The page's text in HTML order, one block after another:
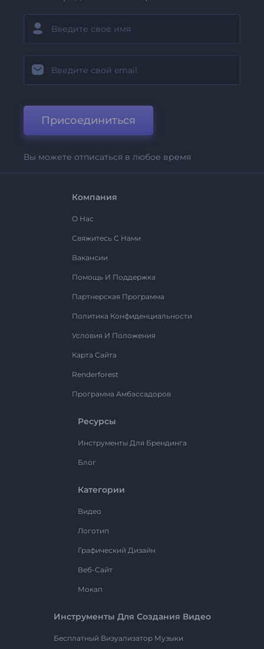
Присоединиться
Вы можете отписаться в любое время
Компания
О Нас
Свяжитесь С Нами
Вакансии
Помощь И Поддержка
Партнерская Программа
Политика Конфиденциальности
Условия И Положения
Карта Сайта
Renderforest
Программа Амбассадоров
Ресурсы
Инструменты Для Брендинга
Блог
Категории
Видео
Логотип
Графический Дизайн
Веб-Сайт
Мокап
Инструменты Для Создания Видео
Бесплатный Визуализатор Музыки